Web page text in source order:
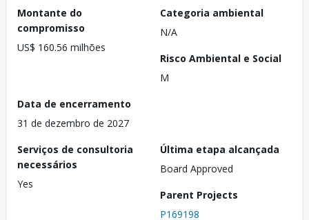
Montante do
compromisso
US$ 160.56 milhões
Categoria ambiental
N/A
Risco Ambiental e Social
M
Data de encerramento
31 de dezembro de 2027
Serviços de consultoria
necessários
Yes
Última etapa alcançada
Board Approved
Parent Projects
P169198